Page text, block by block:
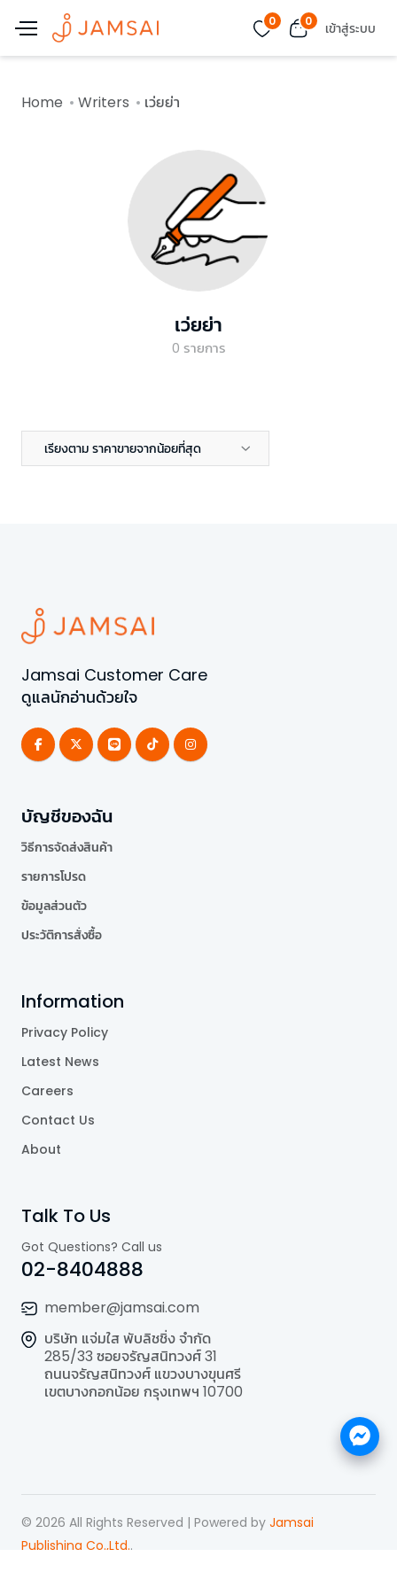
0 0 เข้าสู่ระบบ
Home Writers เว่ยย่า
เว่ยย่า
0 รายการ
เรียงตาม ราคาขายจากน้อยที่สุด
Jamsai Customer Care
ดูแลนักอ่านด้วยใจ
บัญชีของฉัน
วิธีการจัดส่งสินค้า
รายการโปรด
ข้อมูลส่วนตัว
ประวัติการสั่งซื้อ
Information
Privacy Policy
Latest News
Careers
Contact Us
About
Talk To Us
Got Questions? Call us
02-8404888
member@jamsai.com
บริษัท แจ่มใส พับลิชชิ่ง จำกัด
285/33 ซอยจรัญสนิทวงศ์ 31
ถนนจรัญสนิทวงศ์ แขวงบางขุนศรี
เขตบางกอกน้อย กรุงเทพฯ 10700
© 2026 All Rights Reserved | Powered by Jamsai
Publishing Co.,Ltd..